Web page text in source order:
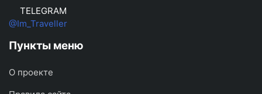
TELEGRAM
@Im_Traveller
Пункты меню
О проекте